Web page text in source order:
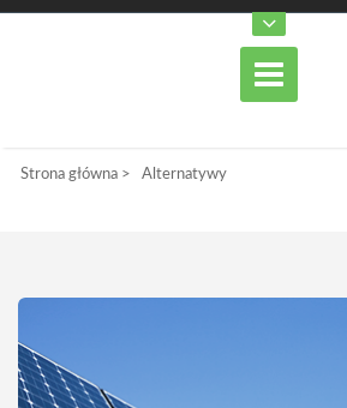
Strona główna > Alternatywy